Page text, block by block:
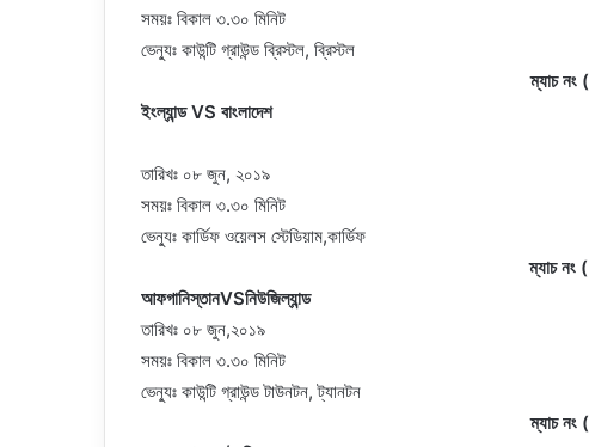
সময়ঃ বিকাল ৩.৩০ মিনিট
ভেন্যুঃ কাউন্টি গ্রাউন্ড ব্রিস্টল, ব্রিস্টল
ম্যাচ নং
ইংল্যান্ড VS বাংলাদেশ
তারিখঃ ০৮ জুন, ২০১৯
সময়ঃ বিকাল ৩.৩০ মিনিট
ভেন্যুঃ কার্ডিফ ওয়েলস স্টেডিয়াম,কার্ডিফ
ম্যাচ নং
আফগানিস্তানVSনিউজিল্যান্ড
তারিখঃ ০৮ জুন,২০১৯
সময়ঃ বিকাল ৩.৩০ মিনিট
ভেন্যুঃ কাউন্টি গ্রাউন্ড টাউনটন, ট্যানটন
ম্যাচ নং